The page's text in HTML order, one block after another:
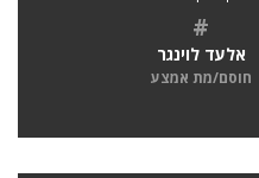
#
אלעד לוינגר
חוסם/מת אמצע